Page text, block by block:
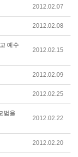
2012.02.07
2012.02.08
예수
2012.02.15
2012.02.09
2012.02.25
범을
2012.02.22
2012.02.20